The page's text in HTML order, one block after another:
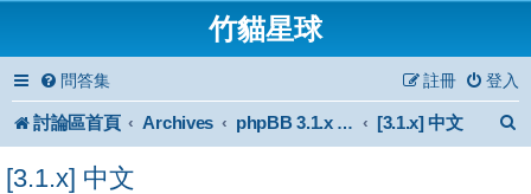
竹貓星球
問答集 登入
註冊
討論區首頁 Archives phpBB 3.1.x Forum Archive [3.1.x] 中文
[3.1.x] 中文